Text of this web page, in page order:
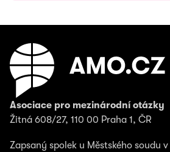
Asociace pro mezinárodní otázky
Žitná 608/27, 110 00 Praha 1, ČR
Zapsaný spolek u Městského soudu v